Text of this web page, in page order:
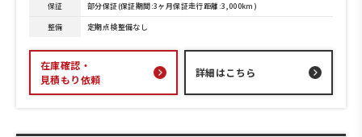
保証
部分保証(保証期間:3ヶ月保証走行距離:3,000km)
整備
定期点検整備なし
在庫確認・
見積もり依頼
詳細はこちら